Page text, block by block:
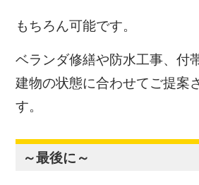
もちろん可能です。
ベランダ修繕や防水工事、付
建物の状態に合わせてご提案
す。
～最後に～